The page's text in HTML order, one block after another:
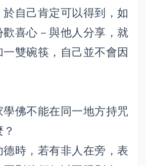
於自己肯定可以得到，如
喜心－與他人分享，就
雙碗筷，自己並不會因
學佛不能在同一地方持咒
時，若有非人在旁，表